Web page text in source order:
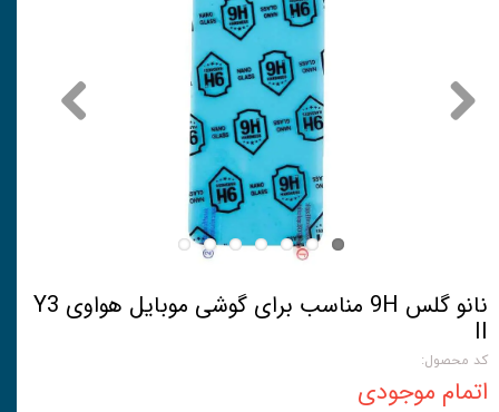
نانو گلس 9H مناسب برای گوشی موبایل هواوی Y3
II
کد محصول:
اتمام موجودی